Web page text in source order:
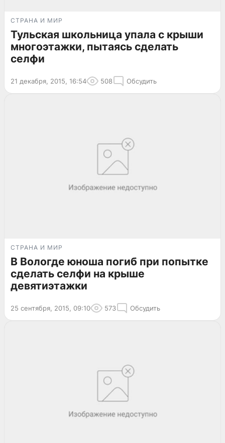
СТРАНА И МИР
Тульская школьница упала с крыши
многоэтажки, пытаясь сделать
селфи
21 декабря, 2015, 16:54 508 Обсудить
СТРАНА И МИР
В Вологде юноша погиб при попытке
сделать селфи на крыше
девятиэтажки
25 сентября, 2015, 09:10 573 Обсудить